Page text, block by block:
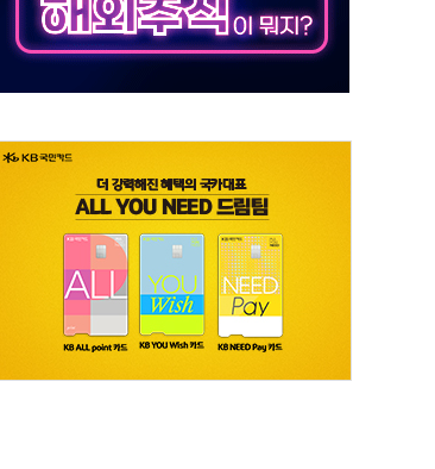
최대 33% 감축
소한 9.4%↓…유통업계 양극화 심화
대통령 취임식 참석
롱 기괴" vs 與 "송구한 해프닝"